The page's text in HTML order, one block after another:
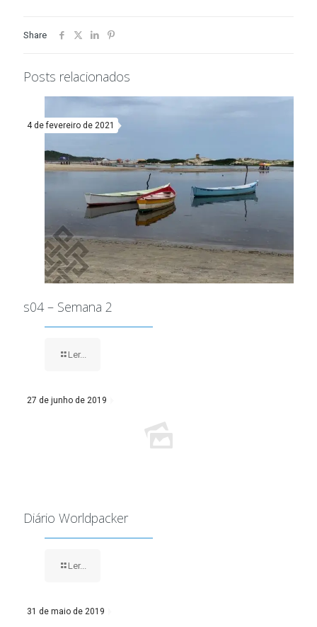
Share
Posts relacionados
4 de fevereiro de 2021
s04 – Semana 2
Ler...
27 de junho de 2019
Diário Worldpacker
Ler...
31 de maio de 2019